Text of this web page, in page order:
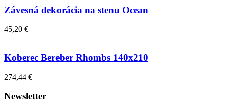
Závesná dekorácia na stenu Ocean
45,20 €
Koberec Bereber Rhombs 140x210
274,44 €
Newsletter